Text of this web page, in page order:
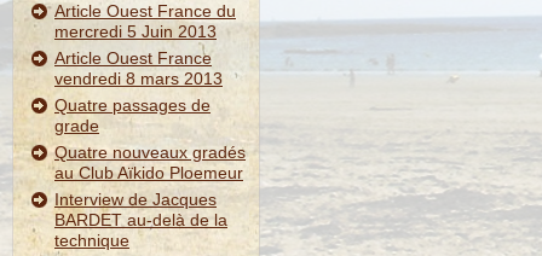
Article Ouest France du
mercredi 5 Juin 2013
Article Ouest France
vendredi 8 mars 2013
Quatre passages de
grade
Quatre nouveaux gradés
au Club Aïkido Ploemeur
Interview de Jacques
BARDET au-delà de la
technique